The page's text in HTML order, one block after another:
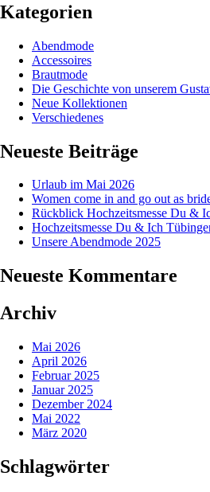
Kategorien
Abendmode
Accessoires
Brautmode
Die Geschichte von unserem
Neue Kollektionen
Verschiedenes
Neueste Beiträge
Urlaub im Mai 2026
Women come in and go out as
Rückblick Hochzeitsmesse Du &
Hochzeitsmesse Du & Ich
Unsere Abendmode 2025
Neueste Kommentare
Archiv
Mai 2026
April 2026
Februar 2025
Januar 2025
Dezember 2024
Mai 2022
März 2020
Schlagwörter